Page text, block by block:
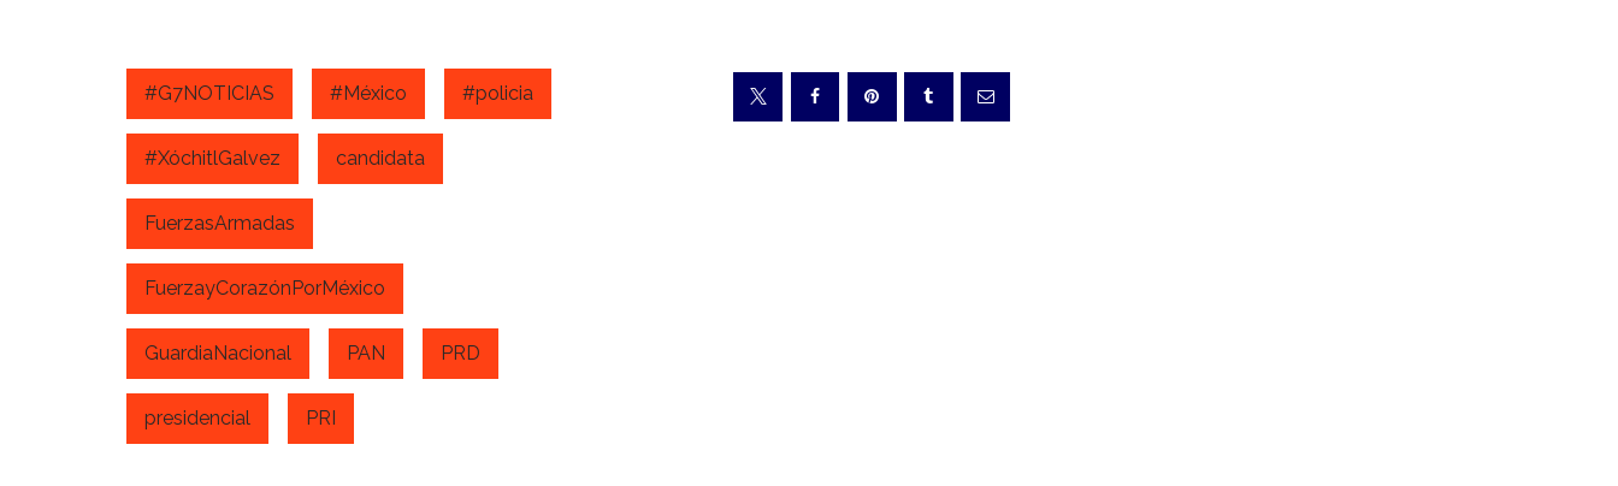
#G7NOTICIAS #México #policia
#XóchitlGalvez candidata
FuerzasArmadas
FuerzayCorazónPorMéxico
GuardiaNacional PAN PRD
presidencial PRI